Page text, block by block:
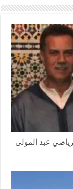
عبد المولى